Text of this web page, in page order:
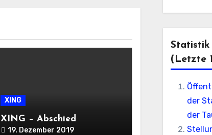
XING
XING – Abschied
19. Dezember 2019
(letzte
der
der